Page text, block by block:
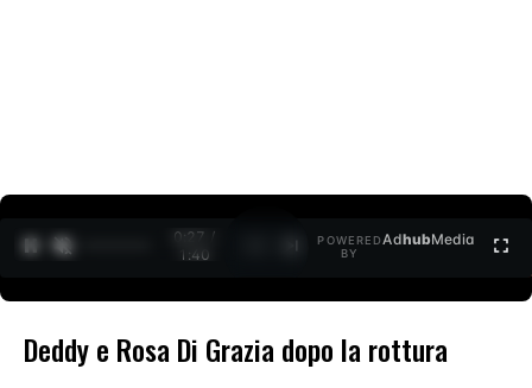
0:27 /
1:40
POWERED
BY
AdhubMedia
Deddy e Rosa Di Grazia dopo la rottura